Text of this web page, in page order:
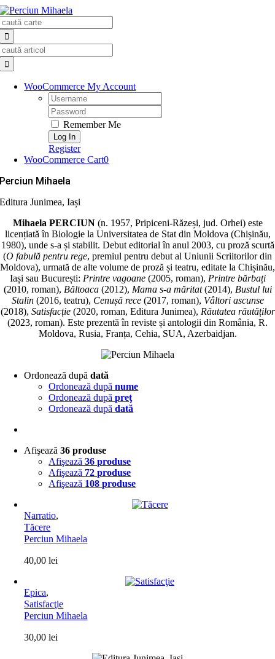
Skip
to
content
WooCommerce My Account
Username:
Password:
Remember Me
Register
WooCommerce Cart0
Perciun Mihaela
Editura Junimea, Iași
Mihaela PERCIUN(n. 1957, Pripiceni-Răzeși, jud. Orhei) este
licențiată în Biologie la Universitatea de Stat din Moldova (Chișinău,
1980), unde s-a și stabilit. Debut editorial în anul 2003, cu proză scurtă
(O fabulă pentru rege, premiul pentru debut al Uniunii Scriitorilor din
Moldova), urmată de alte volume de proză și teatru, editate la Chișinău,
Iași sau București: Printre vagoane(2005, roman), Printre bărbați
(2010, roman), Băltoaca(2012), Mama s-a măritat(2014), Bustul lui
Stalin(2016, teatru), Cenușă rece (2017, roman), Vâltori ascunse
(2018), Satisfacție(2020, roman, Editura Junimea), Răutatea răutăților
(2023, roman). Este prezentă în reviste și antologii din România, R.
Moldova, Rusia, Franța, Cehia, SUA, Azerbaidjan.
Ordonează dupădată
Ordonează dupănume
Ordonează dupăpreţ
Ordonează dupădată
Afişează36 produse
Afişează36 produse
Afişează 72 produse
Afişează 108 produse
Narratio,
Tăcere
Perciun Mihaela
40,00lei
Epica,
Satisfacţie
Perciun Mihaela
30,00lei